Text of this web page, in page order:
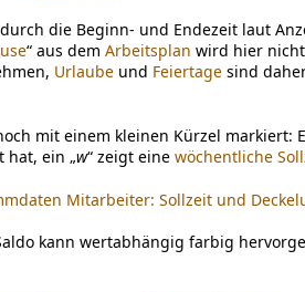
die Beginn- und Endezeit laut
“ aus dem Arbeitsplan wird hier
Urlaube und Feiertage sind
mit einem kleinen Kürzel markiert:
hat, ein „w“ zeigt eine wöchentliche
Mitarbeiter: Sollzeit und
kann wertabhängig farbig